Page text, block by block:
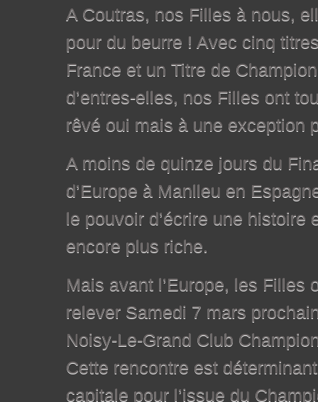
A Coutras, nos Filles à nous,
pour du beurre ! Avec cinq
France et un Titre de
d’entres-elles, nos Filles ont
rêvé oui mais à une exception
A moins de quinze jours du
d’Europe à Manlleu en
le pouvoir d’écrire une histoire
encore plus riche.
Mais avant l’Europe, les Filles
relever Samedi 7 mars
Noisy-Le-Grand Club
Cette rencontre est
capitale pour l’issue du